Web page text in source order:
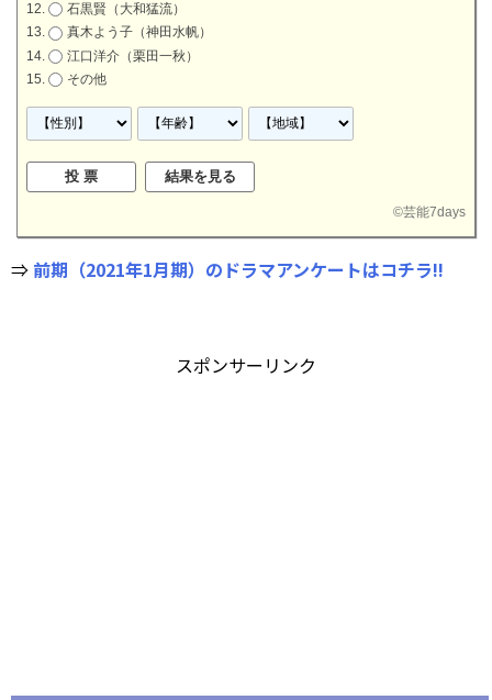
石黒賢（大和猛流）
真木よう子（神田水帆）
江口洋介（栗田一秋）
その他
©芸能7days
⇒ 前期（2021年1月期）のドラマアンケートはコチラ!!
スポンサーリンク